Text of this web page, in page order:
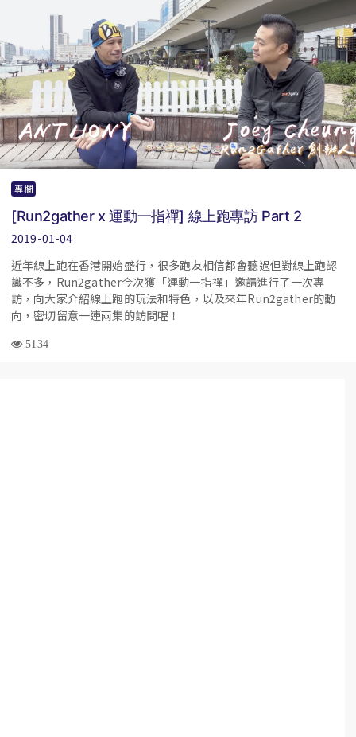
專欄
[Run2gather x 運動一指禪] 線上跑專訪 Part 2
2019-01-04
近年線上跑在香港開始盛行，很多跑友相信都會聽過但對線上跑認
識不多，Run2gather今次獲「運動一指禪」邀請進行了一次專
訪，向大家介紹線上跑的玩法和特色，以及來年Run2gather的動
向，密切留意一連兩集的訪問喔！
5134